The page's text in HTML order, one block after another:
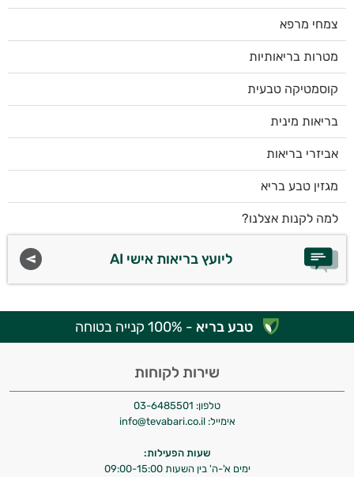
צמחי מרפא
מטרות בריאותיות
קוסמטיקה טבעית
בריאות מינית
אביזרי בריאות
מגזין טבע בריא
למה לקנות אצלנו?
ליועץ בריאות אישי AI
טבע בריא - 100% קנייה בטוחה
שירות לקוחות
טלפון: 03-6485501
אימייל: info@tevabari.co.il
שעות הפעילות:
ימים א'-ה' בין השעות 09:00-15:00